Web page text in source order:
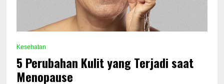
Kesehatan
5 Perubahan Kulit yang Terjadi saat
Menopause